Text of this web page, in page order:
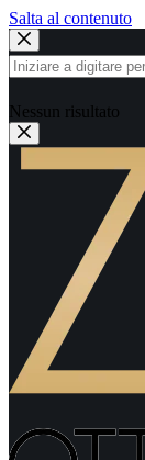
Salta al contenuto
Nessun risultato